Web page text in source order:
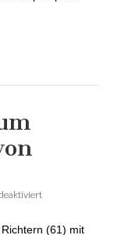
von Saarstahl
(61) mit